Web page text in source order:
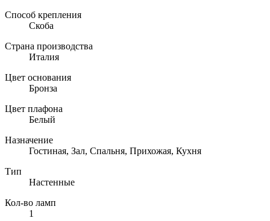
Способ крепления
Скоба
Страна производства
Италия
Цвет основания
Бронза
Цвет плафона
Белый
Назначение
Гостиная, Зал, Спальня, Прихожая, Кухня
Тип
Настенные
Кол-во ламп
1